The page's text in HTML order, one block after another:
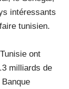
intéressants
tunisien.
ont
milliards de